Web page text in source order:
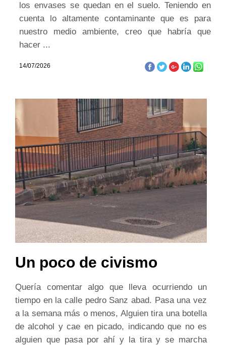
los envases se quedan en el suelo. Teniendo en
cuenta lo altamente contaminante que es para
nuestro medio ambiente, creo que habría que
hacer ...
14/07/2026
Un poco de civismo
Quería comentar algo que lleva ocurriendo un
tiempo en la calle pedro Sanz abad. Pasa una vez
a la semana más o menos, Alguien tira una botella
de alcohol y cae en picado, indicando que no es
alguien que pasa por ahí y la tira y se marcha